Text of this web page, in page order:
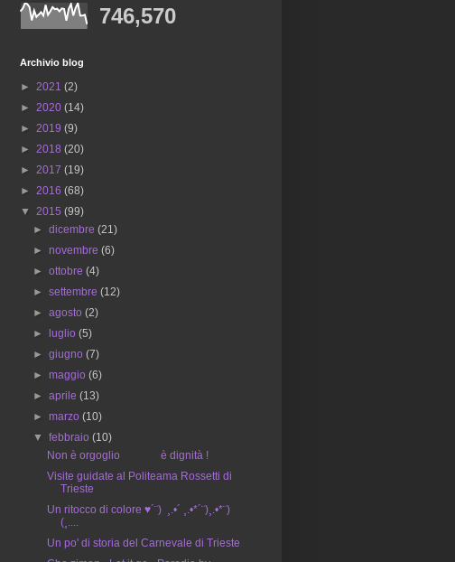
746,570
Archivio blog
► 2021 (2)
► 2020 (14)
► 2019 (9)
► 2018 (20)
► 2017 (19)
► 2016 (68)
▼ 2015 (99)
►dicembre(21)
►novembre(6)
►ottobre(4)
►settembre(12)
►agosto(2)
►luglio(5)
►giugno(7)
►maggio(6)
►aprile(13)
►marzo(10)
▼febbraio(10)
Non è orgoglio è dignità !
Visite guidate al Politeama Rossetti di
Trieste
Un ritocco di colore ♥´¨) ¸.•´ ¸.•*´¨)¸.•*¨)
(¸....
Un po' di storia del Carnevale di Trieste